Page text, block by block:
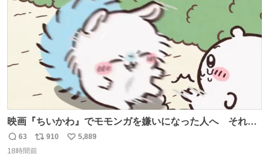
映画『ちいかわ』でモモンガを嫌いになった人へ それで
も愛される理由と可能性 kai-you.net/article/96186 『映画
ちいかわ 人魚の島のひみつ』を3回観て、原作も追ってい
返
63
リ
910
い
5,889
18時間前